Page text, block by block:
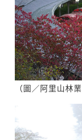
（圖／阿里山林